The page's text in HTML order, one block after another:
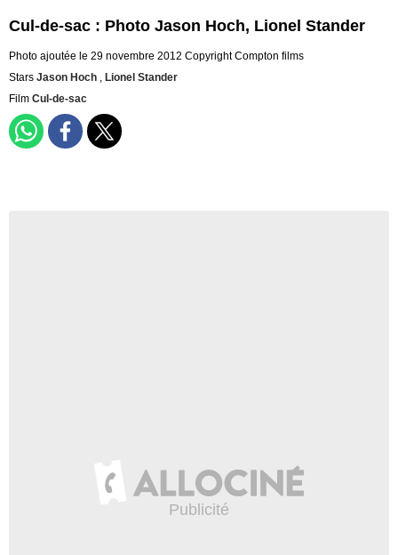
Cul-de-sac : Photo Jason Hoch, Lionel Stander
Photo ajoutée le 29 novembre 2012 Copyright Compton films
Stars Jason Hoch , Lionel Stander
Film Cul-de-sac